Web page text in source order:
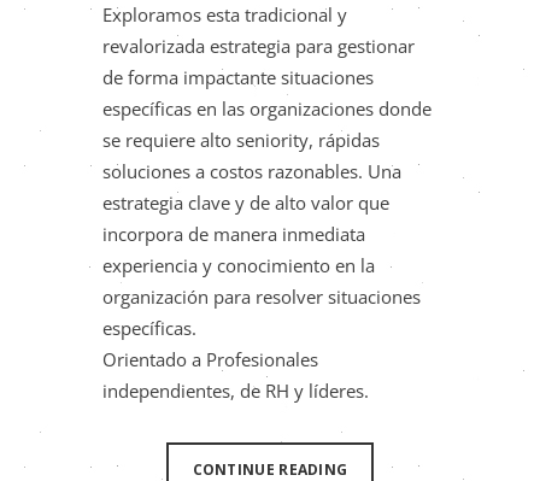
Exploramos esta tradicional y
revalorizada estrategia para gestionar
de forma impactante situaciones
específicas en las organizaciones donde
se requiere alto seniority, rápidas
soluciones a costos razonables. Una
estrategia clave y de alto valor que
incorpora de manera inmediata
experiencia y conocimiento en la
organización para resolver situaciones
específicas.
Orientado a Profesionales
independientes, de RH y líderes.
CONTINUE READING